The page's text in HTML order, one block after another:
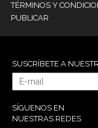
TÉRMINOS Y
PUBLICAR
SUSCRÍBETE A
SÍGUENOS EN
NUESTRAS REDES